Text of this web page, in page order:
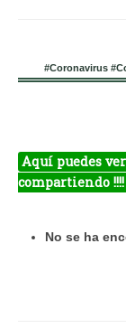
#Coronavirus
Aquí puedes
compartiendo
No se ha